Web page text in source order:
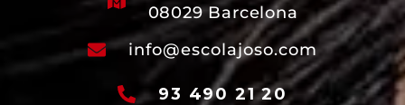
08029 Barcelona
info@escolajoso.com
93 490 21 20